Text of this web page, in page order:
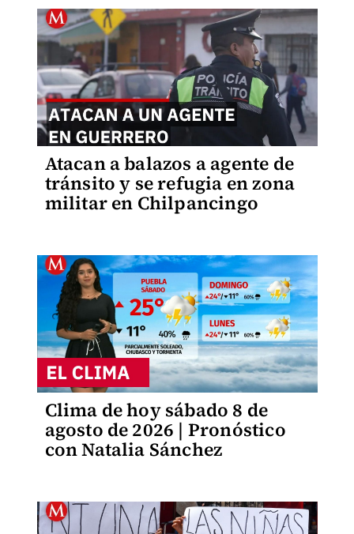
Atacan a balazos a agente de
tránsito y se refugia en zona
militar en Chilpancingo
Clima de hoy sábado 8 de
agosto de 2026 | Pronóstico
con Natalia Sánchez